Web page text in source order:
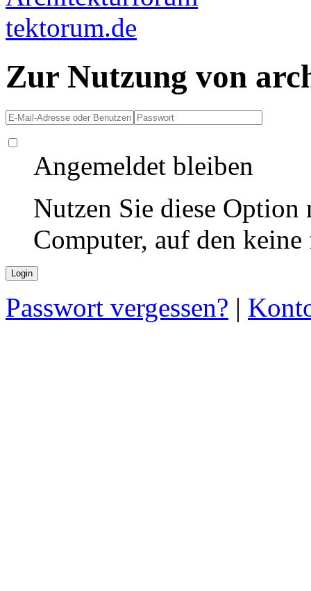
Zur Nutzung von
Angemeldet bleiben
Nutzen Sie diese
Computer, auf den
Passwort vergessen? |